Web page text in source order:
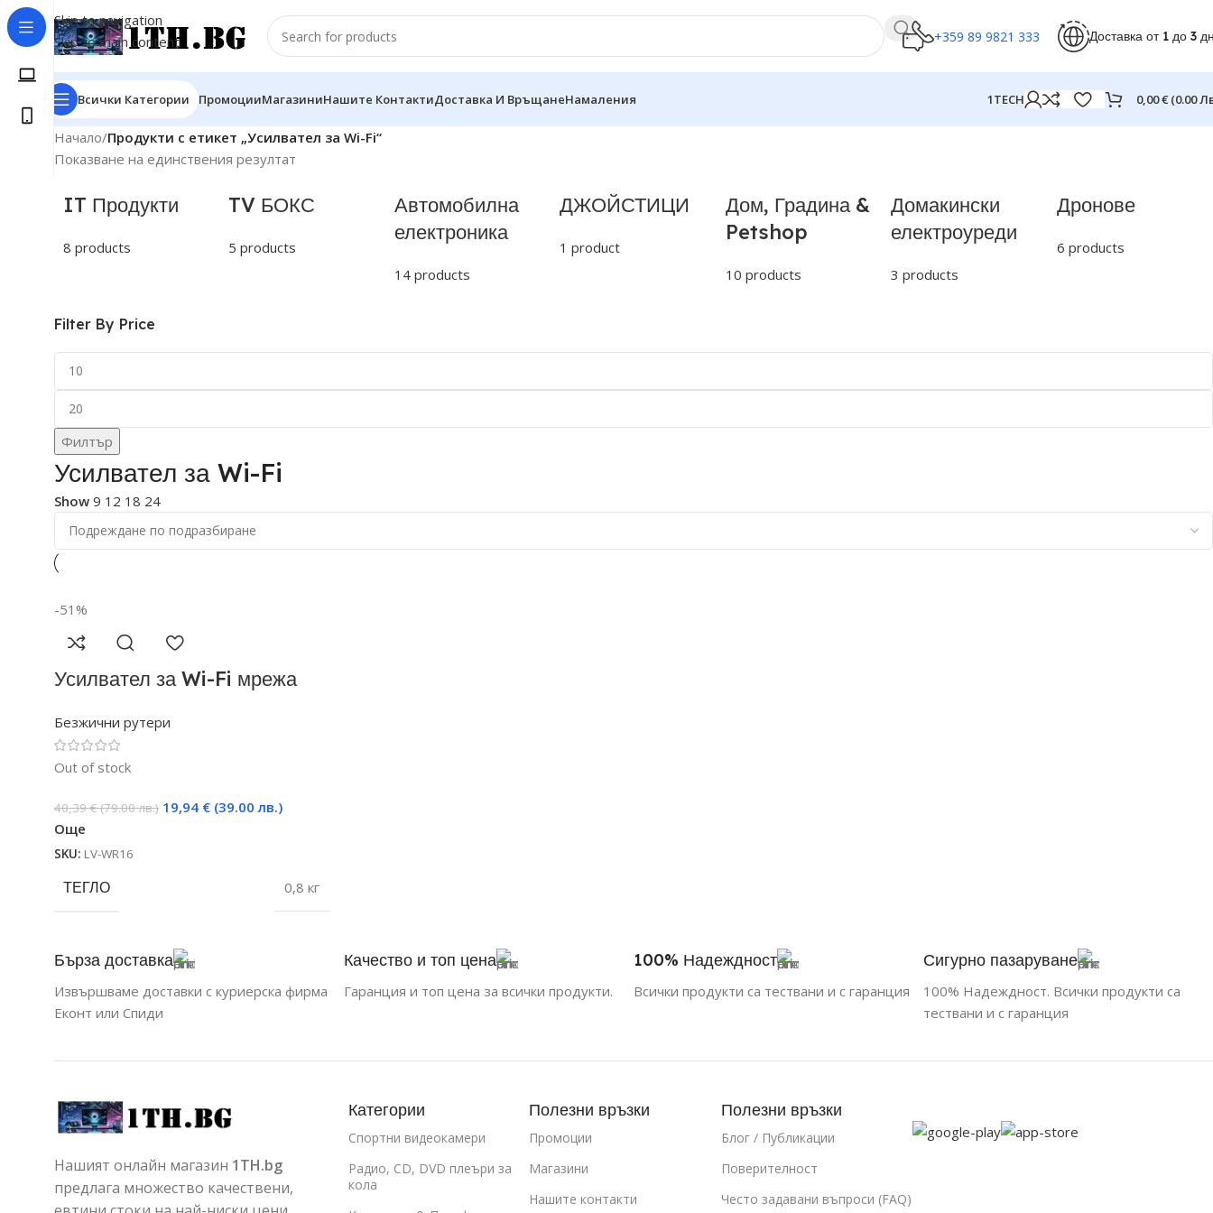
Skip to navigation
Skip to main content
+359 89 9821 333 Доставка от 1 до 3
Всички Категории ПромоцииМагазиниНашите КонтактиДоставка И ВръщанеНамаления 1TECH 0,00€ (0.00
Начало/Продукти с етикет „Усилвател за Wi-Fi“
Показване на единствения резултат
IT Продукти
8 products
TV БОКС
5 products
Автомобилна
електроника
14 products
ДЖОЙСТИЦИ
1 product
Дом, Градина &
Petshop
10 products
Домакински
електроуреди
3 products
Дронове
6 products
Filter By Price
Филтър
Усилвател за Wi-Fi
Show 9 12 18 24
-51%
Усилвател за Wi-Fi мрежа
300mbps, 2 LAN Port,
Повторител, Рипийтър,
Черен
Безжични рутери
Out of stock
40,39€ (79.00 лв.) 19,94 € (39.00 лв.)
Още
SKU: LV-WR16
ТЕГЛО 0,8 кг
Бърза доставка
Извършваме доставки с куриерска фирма
Еконт или Спиди
Качество и топ цена
Гаранция и топ цена за всички продукти.
100% Надеждност
Всички продукти са тествани и с гаранция
Сигурно пазаруване
100% Надеждност. Всички продукти са
тествани и с гаранция
Нашият онлайн магазин 1TH.bg
предлага множество качествени,
Категории
Спортни видеокамери
Радио, CD, DVD плеъри за
кола
Полезни връзки
Промоции
Магазини
Нашите контакти
Полезни връзки
Блог / Публикации
Поверителност
Често задавани въпроси (FAQ)